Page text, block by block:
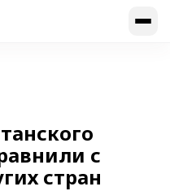
с
стран